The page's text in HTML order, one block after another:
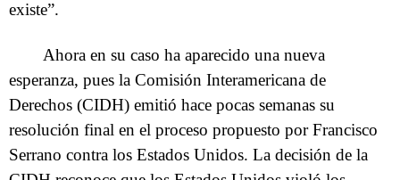
existe”.
Ahora en su caso ha aparecido una nueva
esperanza, pues la Comisión Interamericana de
Derechos (CIDH) emitió hace pocas semanas su
resolución final en el proceso propuesto por Francisco
Serrano contra los Estados Unidos. La decisión de la